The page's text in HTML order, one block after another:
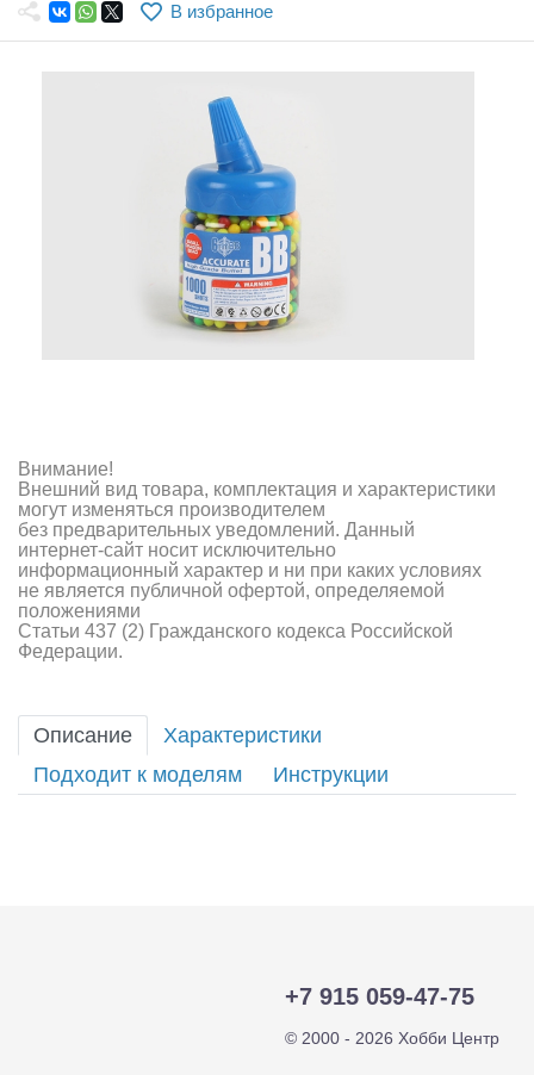
Самолеты
Аппаратура и электроника
Аккумуляторы и батарейки
Зарядные устройства и блоки питания
Инструмент,измерительные приборы,расходники
Оптовая продажа запчастей для моделей
В избранное
Внимание!
Внешний вид товара, комплектация и характеристики
могут изменяться производителем
без предварительных уведомлений. Данный
интернет-сайт носит исключительно
информационный характер и ни при каких условиях
не является публичной офертой, определяемой
положениями
Статьи 437 (2) Гражданского кодекса Российской
Федерации.
Описание
Характеристики
Подходит к моделям
Инструкции
+7 915 059-47-75
© 2000 - 2026 Хобби Центр